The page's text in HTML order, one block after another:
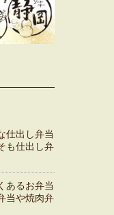
仕出し弁当
も仕出し弁
あるお弁当
当や焼肉弁